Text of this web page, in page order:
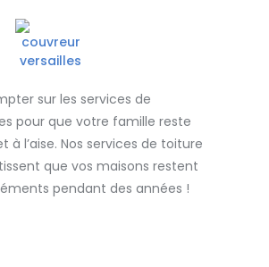
sur les services de
pour que votre famille reste
à l’aise. Nos services de toiture
que vos maisons restent
pendant des années !